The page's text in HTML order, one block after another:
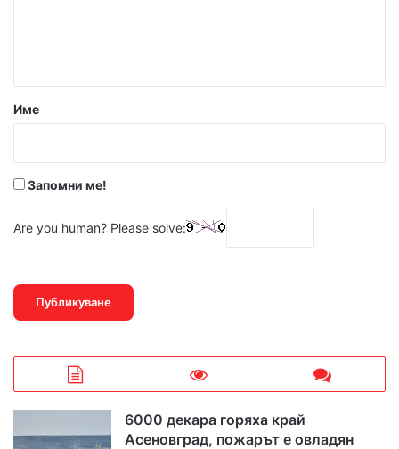
р
Име
Запомни ме!
Are you human? Please solve:
6000 декара горяха край
Асеновград, пожарът е овладян